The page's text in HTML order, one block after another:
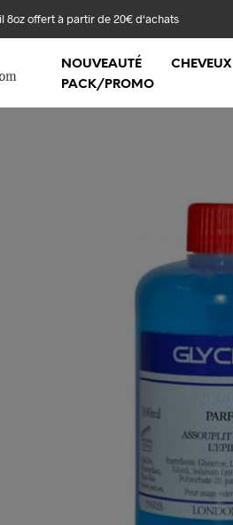
8oz offert à partir de 20€ d‘achats
NOUVEAUTÉ CHEVEUX
PACK/PROMO